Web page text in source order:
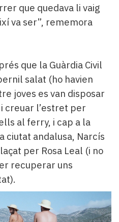
que quedava li vaig
va ser”, rememora
que la Guàrdia Civil
salat (ho havien
joves es van disposar
creuar l’estret per
al ferry, i cap a la
ciutat andalusa, Narcís
per Rosa Leal (i no
recuperar uns